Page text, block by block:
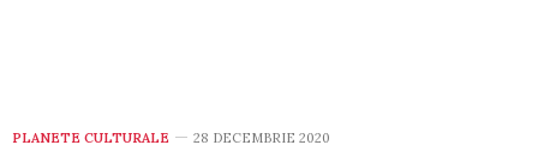
PLANETE CULTURALE 28 DECEMBRIE 2020